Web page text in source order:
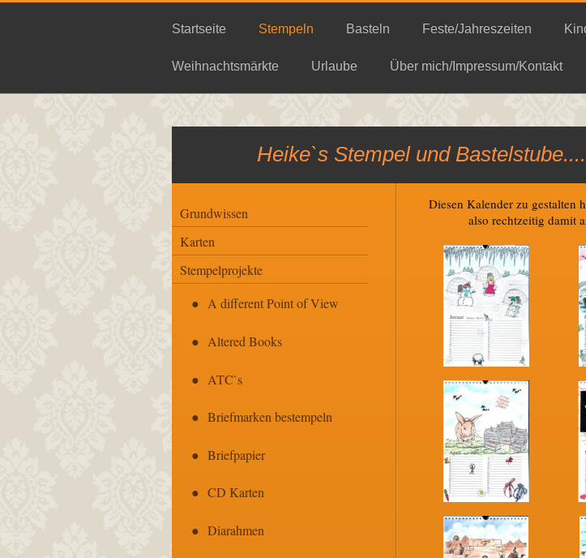
Startseite Stempeln Basteln Feste/Jahreszeiten
Weihnachtsmärkte Urlaube Über mich/Impressum/Kontakt
Heike`s Stempel und
Diesen Kalender zu gestalten
also rechtzeitig damit
Grundwissen
Karten
Stempelprojekte
A different Point of View
Altered Books
ATC`s
Briefmarken bestempeln
Briefpapier
CD Karten
Diarahmen